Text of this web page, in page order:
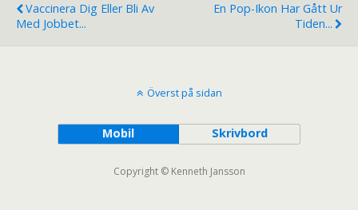
Vaccinera Dig Eller Bli Av
Med Jobbet...
En Pop-Ikon Har Gått Ur
Tiden...
Överst på sidan
Mobil Skrivbord
Copyright © Kenneth Jansson